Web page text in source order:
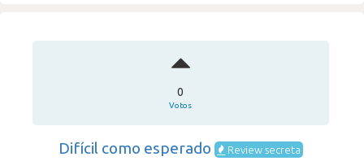
0
Votos
Difícil como esperado Review secreta